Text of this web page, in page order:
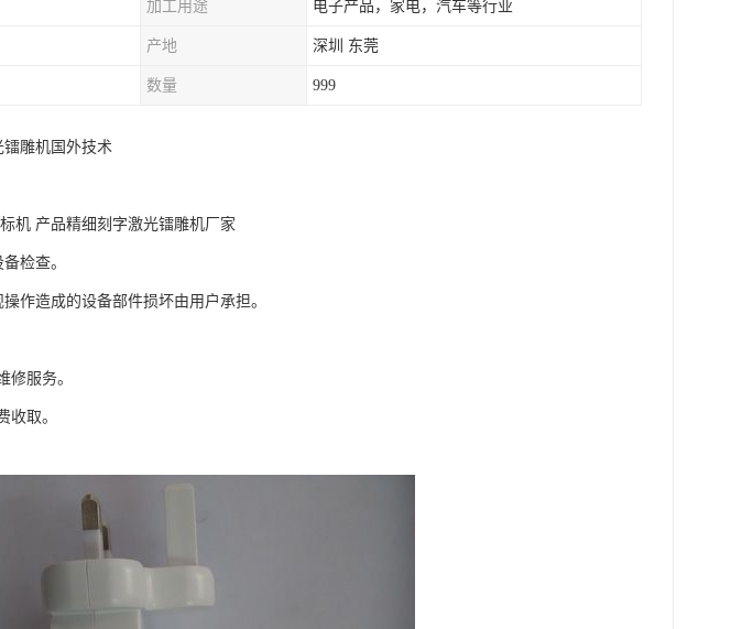
加工用途 电子产品，家电，汽车等行业
产地 深圳 东莞
数量 999
雕机国外技术
机 产品精细刻字激光镭雕机厂家
检查。
作造成的设备部件损坏由用户承担。
修服务。
收取。